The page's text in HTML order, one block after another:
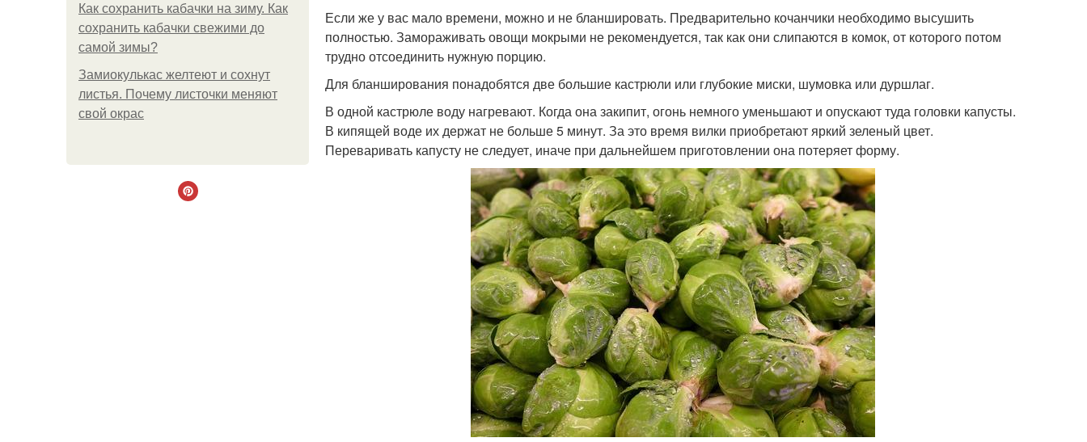
Как сохранить кабачки на зиму. Как
сохранить кабачки свежими до
самой зимы?
Замиокулькас желтеют и сохнут
листья. Почему листочки меняют
свой окрас
Если же у вас мало времени, можно и не бланшировать. Предварительно кочанчики необходимо высушить
полностью. Замораживать овощи мокрыми не рекомендуется, так как они слипаются в комок, от которого потом
трудно отсоединить нужную порцию.
Для бланширования понадобятся две большие кастрюли или глубокие миски, шумовка или дуршлаг.
В одной кастрюле воду нагревают. Когда она закипит, огонь немного уменьшают и опускают туда головки капусты.
В кипящей воде их держат не больше 5 минут. За это время вилки приобретают яркий зеленый цвет.
Переваривать капусту не следует, иначе при дальнейшем приготовлении она потеряет форму.